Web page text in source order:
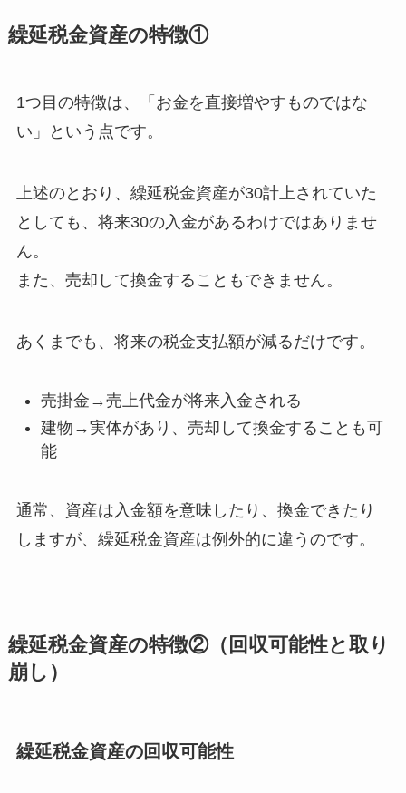
繰延税金資産の特徴①
1つ目の特徴は、
「お金を直接増やすものではな
い」
という点です。
上述のとおり、繰延税金資産が30計上されていた
としても、 将来30の入金があるわけではありませ
ん。
また、 売却して換金することもできません。
あくまでも、将来の税金支払額が減るだけです。
売掛金→売上代金が将来入金される
建物→実体があり、売却して換金することも可
能
通常、 資産は入金額を意味したり、換金できたり
しますが、繰延税金資産は例外的に違う のです。
繰延税金資産の特徴②（回収可能性と取り
崩し）
繰延税金資産の回収可能性